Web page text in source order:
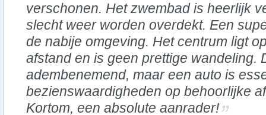
verschonen. Het zwembad is heerlijk
slecht weer worden overdekt. Een
de nabije omgeving. Het centrum ligt
afstand en is geen prettige wandeling.
adembenemend, maar een auto is
bezienswaardigheden op behoorlijke
Kortom, een absolute aanrader!